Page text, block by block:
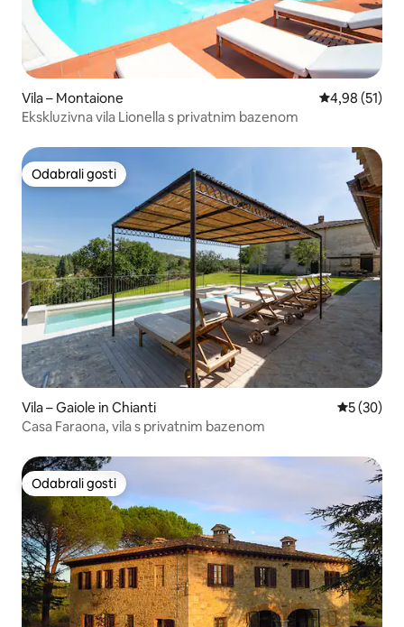
Vila – Montaione Prosječna
4,98 (51)
Ekskluzivna vila Lionella s privatnim bazenom
Odabrali gosti
Odabrali gosti
Vila – Gaiole in Chianti Prosječna
5 (30)
Casa Faraona, vila s privatnim bazenom
Odabrali gosti
Odabrali gosti